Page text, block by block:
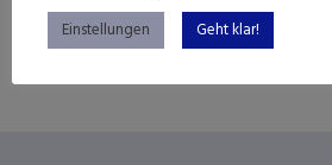
Einstellungen Geht klar!